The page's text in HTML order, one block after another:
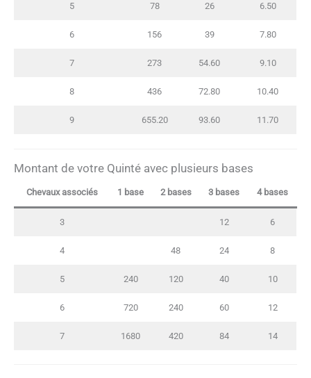
5 78 26 6.50
6 156 39 7.80
7 273 54.60 9.10
8 436 72.80 10.40
9 655.20 93.60 11.70
Montant de votre Quinté avec plusieurs bases
Chevaux associés 1 base 2 bases 3 bases 4 bases
3 12 6
4 48 24 8
5 240 120 40 10
6 720 240 60 12
7 1680 420 84 14